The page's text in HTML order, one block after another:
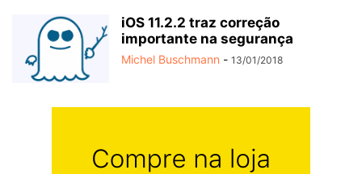
iOS 11.2.2 traz correção
importante na segurança
Michel Buschmann - 13/01/2018